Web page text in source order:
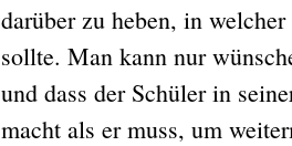
darüber zu heben, in
sollte. Man kann nur
und dass der Schüler in
macht als er muss, um